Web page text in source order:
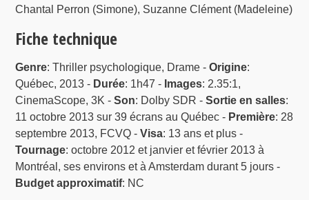
Chantal Perron (Simone), Suzanne Clément (Madeleine)
Fiche technique
Genre: Thriller psychologique, Drame -Origine:
Québec, 2013 - Durée: 1h47 - Images: 2.35:1,
CinemaScope, 3K -Son: Dolby SDR -Sortie en salles:
11 octobre 2013 sur 39 écrans au Québec - Première: 28
septembre 2013, FCVQ -Visa: 13 ans et plus -
Tournage: octobre 2012 et janvier et février 2013 à
Montréal, ses environs et à Amsterdam durant 5 jours -
Budget approximatif: NC